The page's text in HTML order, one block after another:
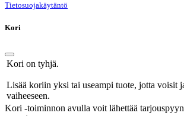
Tietosuojakäytäntö
Kori
Kori on tyhjä.
Lisää koriin yksi tai useampi tuote, jotta voisit
vaiheeseen.
Kori -toiminnon avulla voit lähettää